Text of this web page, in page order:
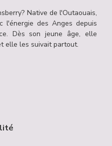
On peut aimer son
aimer son travail, aimer
un animal de
chanter, aimer
une activité, etc.
ou une situation, on
vie. On rayonne de joie et
personnes et
heureux, nous avons
vers soi de belles
agréables, plus
on cherche à les partager
Native de l'Outaouais,
l'énergie des Anges depuis
Dès son jeune âge, elle
elle les suivait partout.